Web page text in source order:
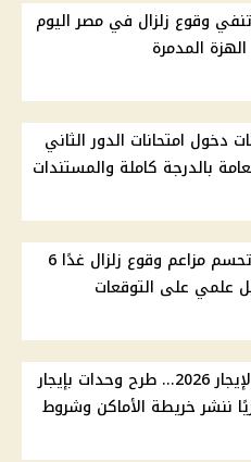
وقوع زلزال في مصر اليوم
المدمرة
دخول امتحانات الدور الثاني
العامة بالدرجة كاملة والمستندات
البحوث الفلكية تحسم مزاعم وقوع زلزال غدًا 6
علمي على التوقعات
شقق الإسكان الإيجار 2026... طرح وحدات بإيجار
ننشر خريطة الأماكن وشروط